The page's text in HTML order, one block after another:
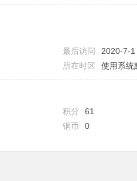
最后访问
2020-7-
所在时区 使用系统
积分
61
铜币 0